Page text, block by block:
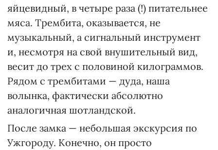
яйцевидный, в четыре раза (!) питательнее
мяса. Трембита, оказывается, не
музыкальный, а сигнальный инструмент
и, несмотря на свой внушительный вид,
весит до трех с половиной килограммов.
Рядом с трембитами — дуда, наша
волынка, фактически абсолютно
аналогичная шотландской.
После замка — небольшая экскурсия по
Ужгороду. Конечно, он просто